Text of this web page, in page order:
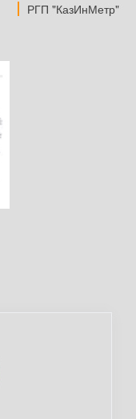
РГП "КазИнМетр"